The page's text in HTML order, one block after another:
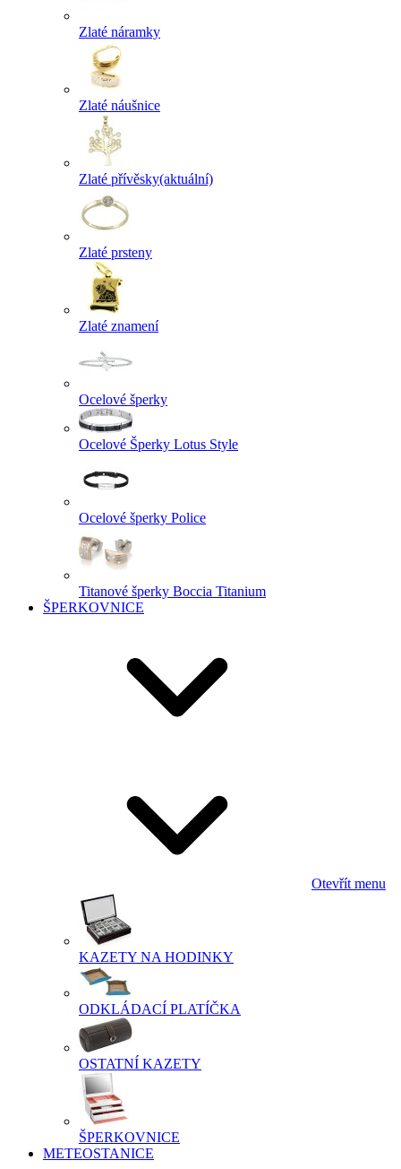
Zlaté náramky
Zlaté náušnice
Zlaté přívěsky(aktuální)
Zlaté prsteny
Zlaté znamení
Ocelové šperky
Ocelové Šperky Lotus Style
Ocelové šperky Police
Titanové šperky Boccia Titanium
ŠPERKOVNICE
Otevřít menu
KAZETY NA HODINKY
ODKLÁDACÍ PLATÍČKA
OSTATNÍ KAZETY
ŠPERKOVNICE
METEOSTANICE